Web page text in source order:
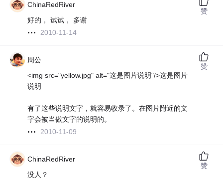
ChinaRedRiver
好的， 试试， 多谢
2010-11-14
赞
周公
<img src="yellow.jpg" alt="这是图片说明"/>这是图片
说明
有了这些说明文字，就容易收录了。在图片附近的文
字会被当做文字的说明的。
2010-11-09
赞
ChinaRedRiver
没人？
赞